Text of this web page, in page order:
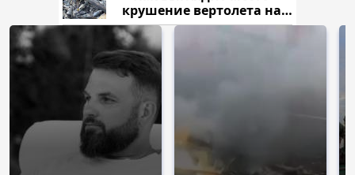
крушение вертолета на
Кавказе: смотреть